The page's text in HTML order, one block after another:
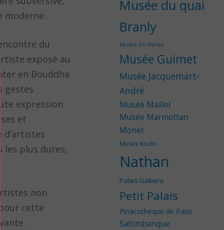
moderne.
du
exposé au
en Bouddha
gestes
expression
et
les plus dures,
non
cette
Musée du quai
Branly
Musée en Herbe
Musée Guimet
Musée Jacquemart-
André
Musée Maillol
Musée Marmottan
Monet
Musée Rodin
Nathan
Palais Galliera
Petit Palais
Pinacothèque de Paris
Saltimbanque